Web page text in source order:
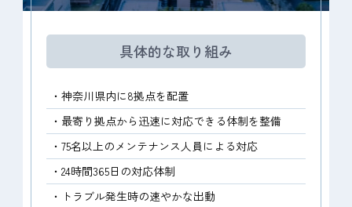
具体的な取り組み
・神奈川県内に8拠点を配置
・最寄り拠点から迅速に対応できる体制を整備
・75名以上のメンテナンス人員による対応
・24時間365日の対応体制
・トラブル発生時の速やかな出動